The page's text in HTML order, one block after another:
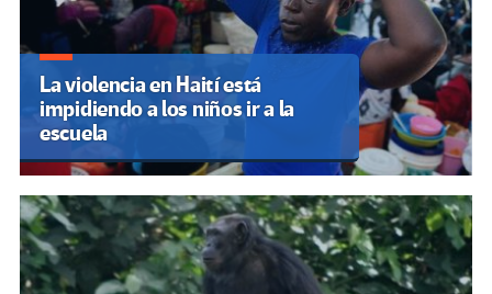
La violencia en Haití está
impidiendo a los niños ir a la
escuela